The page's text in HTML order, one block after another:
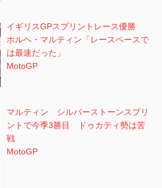
イギリスGPスプリントレース優勝
ホルヘ・マルティン「レースペースで
は最速だった」
MotoGP
マルティン シルバーストーンスプリ
ントで今季3勝目 ドゥカティ勢は苦
戦
MotoGP